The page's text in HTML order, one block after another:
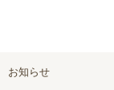
お知らせ